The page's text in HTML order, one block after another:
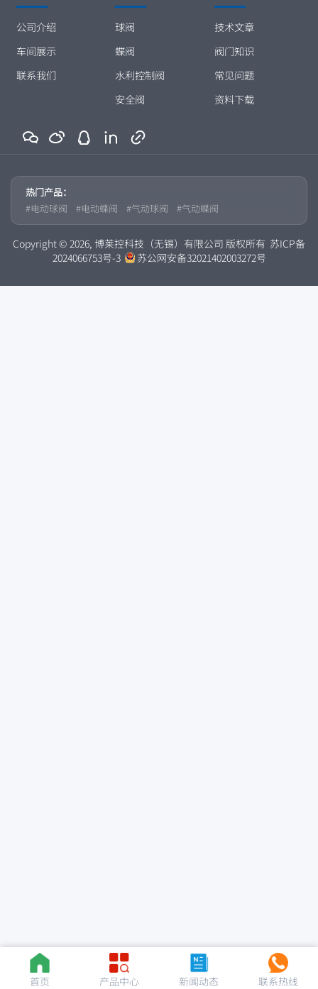
公司介绍
车间展示
联系我们
球阀
蝶阀
水利控制阀
安全阀
技术文章
阀门知识
常见问题
资料下载
热门产品：
电动球阀
电动蝶阀 气动球阀 气动蝶阀
Copyright © 2026, 博莱控科技（无锡）有限公司 版权所有 苏ICP备
2024066753号-3
苏公网安备32021402003272号
首页 产品中心 新闻动态 联系热线